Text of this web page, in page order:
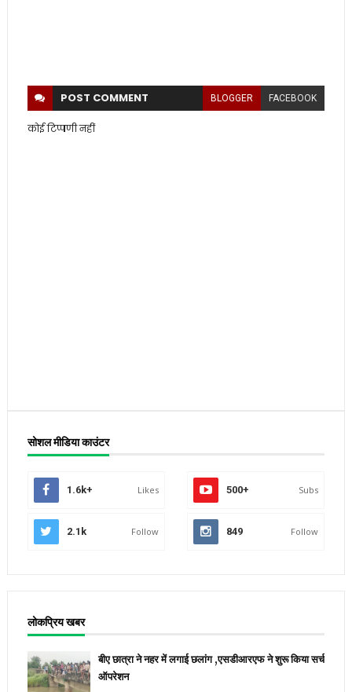
POST COMMENT BLOGGER FACEBOOK
कोई टिप्पणी नहीं
सोशल मीडिया काउंटर
1.6k+ Likes 500+ Subs
2.1k Follow 849 Follow
लोकप्रिय खबर
बीए छात्रा ने नहर में लगाई छलांग ,एसडीआरएफ ने शुरू किया सर्च
ऑपरेशन